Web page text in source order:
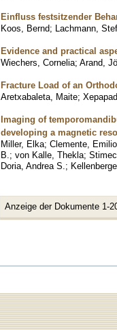
Einfluss festsitzender
Koos, Bernd; Lachmann,
Evidence and practical
Wiechers, Cornelia; Arand,
Fracture Load of an
Aretxabaleta, Maite;
Imaging of
developing a magnetic
Miller, Elka; Clemente,
B. ; von Kalle, Thekla;
Doria, Andrea S. ;
Anzeige der Dokumente 1-